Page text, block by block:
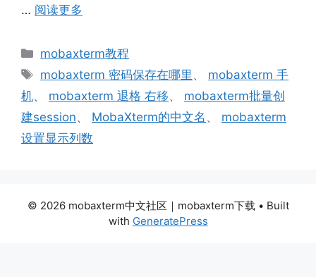
… 阅读更多
分
mobaxterm教程
标
mobaxterm 密码保存在哪里 、 mobaxterm 手
机、 mobaxterm 退格 右移、 mobaxterm批量创
建session、 MobaXterm的中文名 、 mobaxterm
设置显示列数
© 2026 mobaxterm中文社区｜mobaxterm下载 • Built
with GeneratePress